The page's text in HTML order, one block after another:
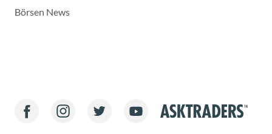
Börsen News